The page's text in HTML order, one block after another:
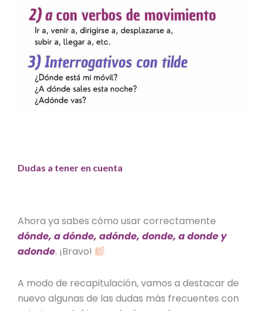
Dudas a tener en cuenta
Ahora ya sabes cómo usar correctamente
dónde, a dónde, adónde, donde, a donde y
adonde. ¡Bravo!
A modo de recapitulación, vamos a destacar de
nuevo algunas de las dudas más frecuentes con